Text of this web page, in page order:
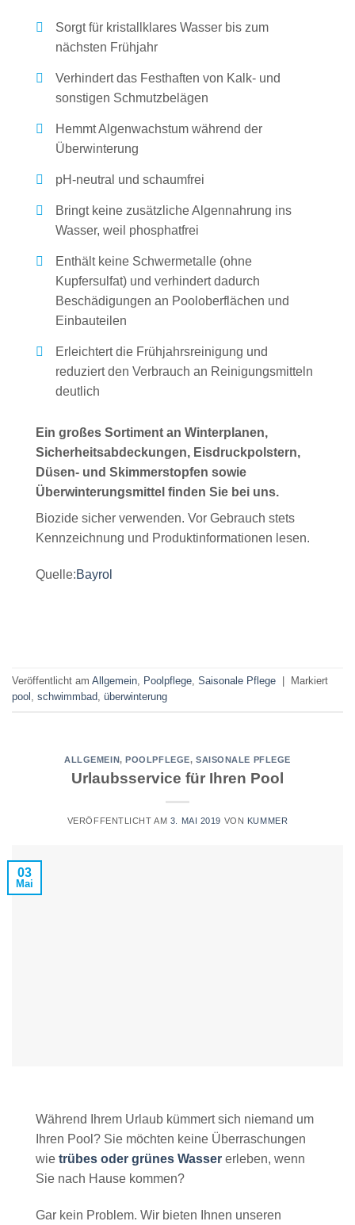
Sorgt für kristallklares Wasser bis zum
nächsten Frühjahr
Verhindert das Festhaften von Kalk- und
sonstigen Schmutzbelägen
Hemmt Algenwachstum während der
Überwinterung
pH-neutral und schaumfrei
Bringt keine zusätzliche Algennahrung ins
Wasser, weil phosphatfrei
Enthält keine Schwermetalle (ohne
Kupfersulfat) und verhindert dadurch
Beschädigungen an Pooloberflächen und
Einbauteilen
Erleichtert die Frühjahrsreinigung und
reduziert den Verbrauch an Reinigungsmitteln
deutlich
Ein großes Sortiment an Winterplanen,
Sicherheitsabdeckungen, Eisdruckpolstern,
Düsen- und Skimmerstopfen sowie
Überwinterungsmittel finden Sie bei uns.
Biozide sicher verwenden. Vor Gebrauch stets
Kennzeichnung und Produktinformationen lesen.
Quelle:Bayrol
Veröffentlicht am Allgemein, Poolpflege, Saisonale Pflege
Markiert
pool , schwimmbad, überwinterung
ALLGEMEIN,POOLPFLEGE, SAISONALE PFLEGE
Urlaubsservice für Ihren Pool
VERÖFFENTLICHT AM 3. MAI 2019 VON KUMMER
03
Mai
Während Ihrem Urlaub kümmert sich niemand um
Ihren Pool? Sie möchten keine Überraschungen
wie trübes oder grünes Wasser erleben, wenn
Sie nach Hause kommen?
Gar kein Problem. Wir bieten Ihnen unseren